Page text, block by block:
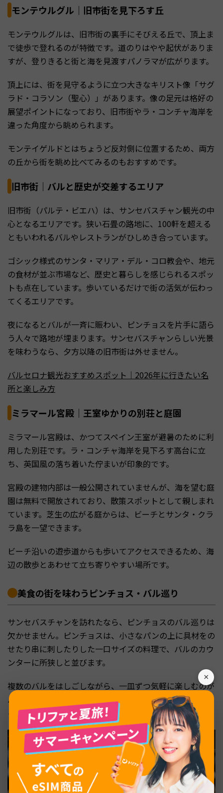
×
モンテウルグル｜旧市街を見下ろす丘
モンテウルグルは、旧市街の裏手にそびえる丘で、頂上ま
で徒歩で登れるのが特徴です。道のりはやや起伏がありま
すが、登りきると街と海を見渡すパノラマが広がります。
頂上には、街を見守るように立つ大きなキリスト像「サグ
ラド・コラソン（聖心）」があります。像の足元は格好の
展望ポイントになっており、旧市街やラ・コンチャ海岸を
違った角度から眺められます。
モンテイゲルドとはちょうど反対側に位置するため、両方
の丘から街を眺め比べてみるのもおすすめです。
旧市街｜バルと歴史が交差するエリア
旧市街（パルテ・ビエハ）は、サンセバスチャン観光の中
心となるエリアです。狭い石畳の路地に、100軒を超える
ともいわれるバルやレストランがひしめき合っています。
ゴシック様式のサンタ・マリア・デル・コロ教会や、地元
の食材が並ぶ市場など、歴史と暮らしを感じられるスポッ
トも点在しています。歩いているだけで街の活気が伝わっ
てくるエリアです。
夜になるとバルが一斉に賑わい、ピンチョスを片手に語ら
う人々で路地が埋まります。サンセバスチャンらしい光景
を味わうなら、夕方以降の旧市街は外せません。
バルセロナ観光おすすめスポット｜2026年に行きたい名
所と楽しみ方
ミラマール宮殿｜王室ゆかりの別荘と庭園
ミラマール宮殿は、かつてスペイン王室が避暑のために利
用した別荘です。ラ・コンチャ海岸を見下ろす高台に立
ち、英国風の落ち着いた佇まいが印象的です。
宮殿の建物内部は一般公開されていませんが、海を望む庭
園は無料で開放されており、散策スポットとして親しまれ
ています。芝生の広がる庭からは、ビーチとサンタ・クラ
ラ島を一望できます。
ビーチ沿いの遊歩道からも歩いてアクセスできるため、海
辺の散歩とあわせて立ち寄りやすい場所です。
美食の街を味わうピンチョス・バル巡り
サンセバスチャンを訪れたなら、ピンチョスのバル巡りは
欠かせません。ピンチョスは、小さなパンの上に具材をの
せたり串に刺したりした一口サイズの料理で、バルのカウ
ンターに所狭しと並びます。
複数のバルをはしごしながら、一皿ずつ気軽に楽しむのが
バスク流です。ここでは、バル巡りの基本と、街を代表す
る名店を紹介します。